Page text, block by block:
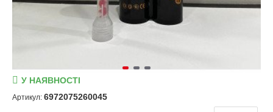
У НАЯВНОСТІ
Артикул: 6972075260045